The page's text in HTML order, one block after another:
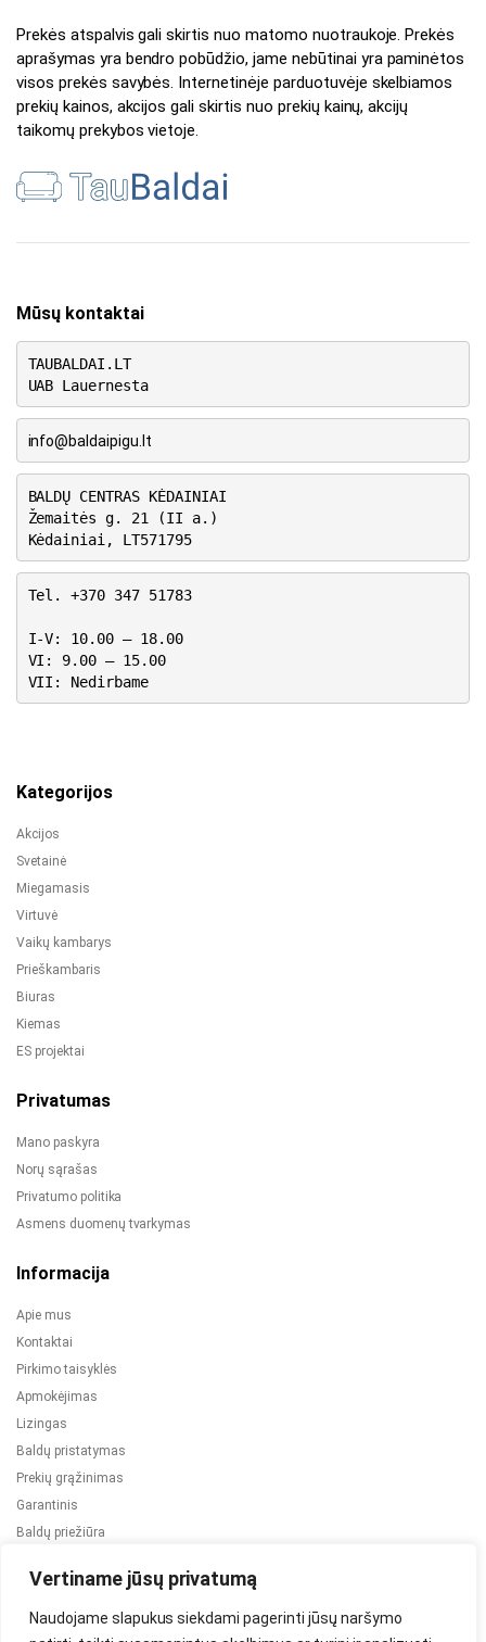
Vertiname jūsų privatumą
Naudojame slapukus siekdami pagerinti jūsų naršymo
Prekės atspalvis gali skirtis nuo matomo nuotraukoje. Prekės
aprašymas yra bendro pobūdžio, jame nebūtinai yra paminėtos
visos prekės savybės. Internetinėje parduotuvėje skelbiamos
prekių kainos, akcijos gali skirtis nuo prekių kainų, akcijų
taikomų prekybos vietoje.
Mūsų kontaktai
TAUBALDAI.LT
UAB Lauernesta
info@baldaipigu.lt
BALDŲ CENTRAS KĖDAINIAI
Žemaitės g. 21 (II a.)
Kėdainiai, LT571795
Tel. +370 347 51783
I-V: 10.00 – 18.00
VI: 9.00 – 15.00
VII: Nedirbame
Kategorijos
Akcijos
Svetainė
Miegamasis
Virtuvė
Vaikų kambarys
Prieškambaris
Biuras
Kiemas
ES projektai
Privatumas
Mano paskyra
Norų sąrašas
Privatumo politika
Asmens duomenų tvarkymas
Informacija
Apie mus
Kontaktai
Pirkimo taisyklės
Apmokėjimas
Lizingas
Baldų pristatymas
Prekių grąžinimas
Garantinis
Baldų priežiūra